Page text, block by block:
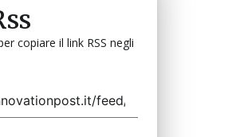
copiare il link RSS negli